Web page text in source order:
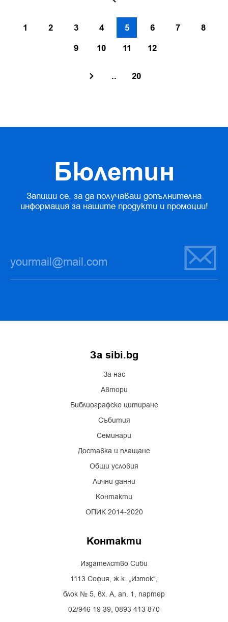
1 2 3 4 5 6 7
8
9
10 11 12
.. 20
Бюлетин
Запиши се, за да получаваш допълнителна
информация за нашите продукти и промоции!
За sibi.bg
За нас
Автори
Библиографско цитиране
Събития
Семинари
Доставка и плащане
Общи условия
Лични данни
Контакти
ОПИК 2014-2020
Контакти
Издателство Сиби
1113 София, ж.к. „Изток“,
блок № 5, вх. А, ап. 1, партер
02/946 19 39; 0893 413 870